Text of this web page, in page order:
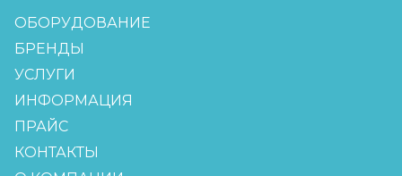
ОБОРУДОВАНИЕ
БРЕНДЫ
УСЛУГИ
ИНФОРМАЦИЯ
ПРАЙС
КОНТАКТЫ